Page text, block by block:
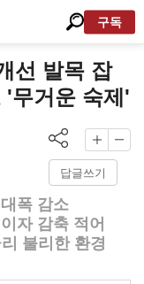
구독
선 발목 잡
무거운 숙제'
답글쓰기
폭 감소
자 감축 적어
불리한 환경